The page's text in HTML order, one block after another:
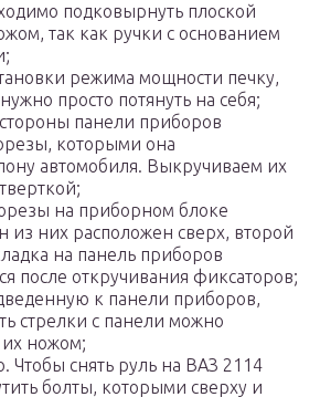
подковырнуть плоской
так как ручки с основанием
режима мощности печку,
просто потянуть на себя;
панели приборов
которыми она
автомобиля. Выкручиваем их
на приборном блоке
из них расположен сверх, второй
на панель приборов
после откручивания фиксаторов;
к панели приборов,
стрелки с панели можно
их ножом;
Чтобы снять руль на ВАЗ 2114
болты, которыми сверху и